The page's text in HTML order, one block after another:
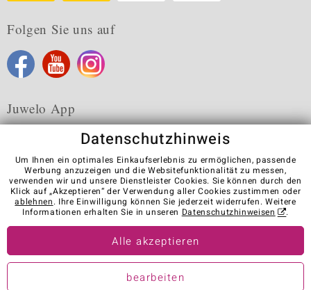
Folgen Sie uns auf
Juwelo App
Karriere AGB Datenschutz Cookies
Impressum
Kontakt
Vertrag widerrufen
Visit our stores in other countries:
© Juwelo Deutschland GmbH (ein Tochterunternehmen der elumeo
SE)
Datenschutzhinweis
Um Ihnen ein optimales Einkaufserlebnis zu ermöglichen, passende
Werbung anzuzeigen und die Websitefunktionalität zu messen,
verwenden wir und unsere Dienstleister Cookies. Sie können durch den
Klick auf „Akzeptieren“ der Verwendung aller Cookies zustimmen oder
ablehnen. Ihre Einwilligung können Sie jederzeit widerrufen. Weitere
Informationen erhalten Sie in unseren Datenschutzhinweisen .
Alle akzeptieren
bearbeiten